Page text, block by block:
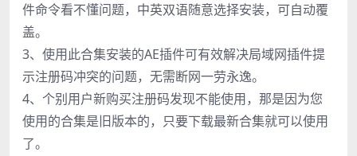
件命令看不懂问题，中英双语随意选择安装，可自动覆
盖。
3、使用此合集安装的AE插件可有效解决局域网插件提
示注册码冲突的问题，无需断网一劳永逸。
4、个别用户新购买注册码发现不能使用，那是因为您
使用的合集是旧版本的，只要下载最新合集就可以使用
了。